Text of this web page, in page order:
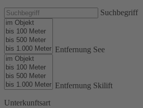
Suchbegriff
Entfernung See
Entfernung Skilift
Unterkunftsart